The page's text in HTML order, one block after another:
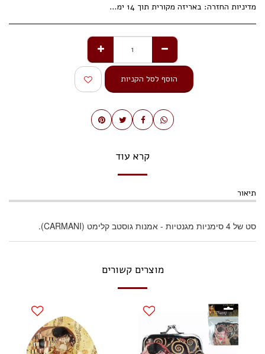
מדיניות החזרה: באריזה מקורית תוך 14 ימי עסקים.
הוסף לסל הקניות
קרא עוד
תיאור
סט של 4 סימניות מגנטיות - אמנות גוסטב קלימט (CARMANI).
מוצרים קשורים